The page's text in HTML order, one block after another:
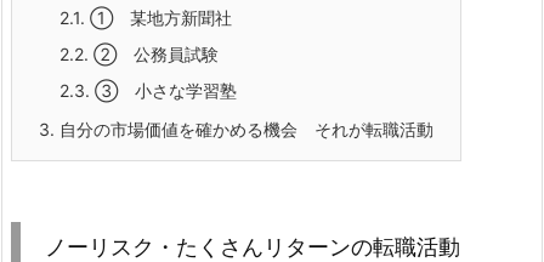
2.1. ① 某地方新聞社
2.2. ② 公務員試験
2.3. ③ 小さな学習塾
3. 自分の市場価値を確かめる機会 それが転職活動
ノーリスク・たくさんリターンの転職活動